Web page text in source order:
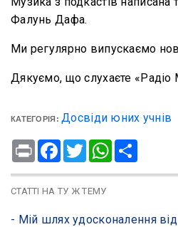
Фалунь Дафа.
Ми регулярно випускаємо
Дякуємо, що слухаєте «Радіо
КАТЕГОРІЯ: Досвіди юних учнів
Print Facebook
TwitterWhatsApp
СТАТТІ НА ТУ Ж ТЕМУ
- Мій шлях удосконалення від